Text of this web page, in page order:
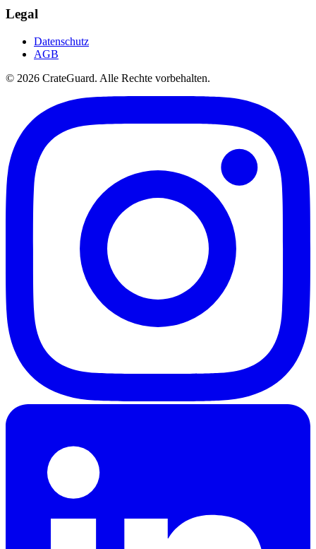
Legal
Datenschutz
AGB
© 2026 CrateGuard. Alle Rechte vorbehalten.